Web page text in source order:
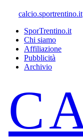
calcio.sportrentino.it
SporTrentino.it
Chi siamo
Affiliazione
Pubblicità
Archivio